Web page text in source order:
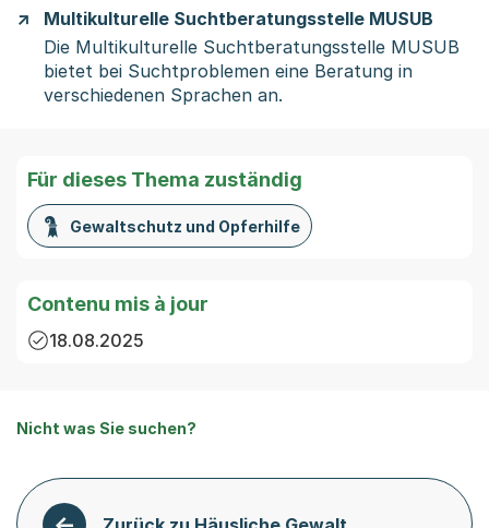
Multikulturelle Suchtberatungsstelle MUSUB
Die Multikulturelle Suchtberatungsstelle MUSUB
bietet bei Suchtproblemen eine Beratung in
verschiedenen Sprachen an.
Für dieses Thema zuständig
Gewaltschutz und Opferhilfe
Contenu mis à jour
18.08.2025
Nicht was Sie suchen?